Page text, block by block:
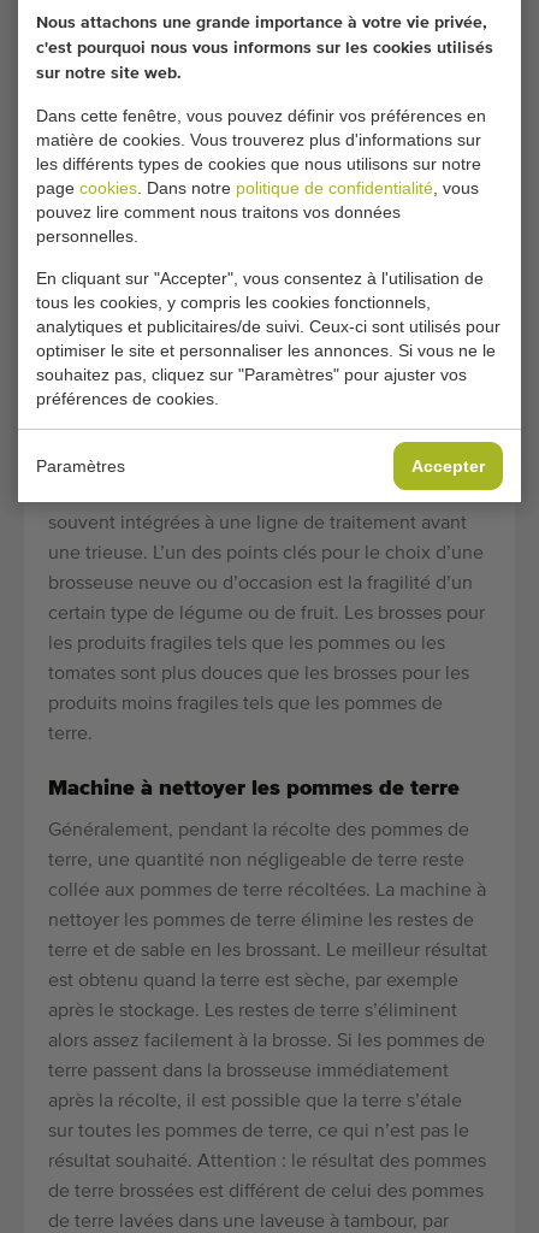
Nous attachons une grande importance à votre vie privée,
c'est pourquoi nous vous informons sur les cookies utilisés
sur notre site web.
Dans cette fenêtre, vous pouvez définir vos préférences en
matière de cookies. Vous trouverez plus d'informations sur
les différents types de cookies que nous utilisons sur notre
page cookies . Dans notre politique de confidentialité , vous
pouvez lire comment nous traitons vos données
personnelles.
En cliquant sur "Accepter", vous consentez à l'utilisation de
tous les cookies, y compris les cookies fonctionnels,
analytiques et publicitaires/de suivi. Ceux-ci sont utilisés pour
optimiser le site et personnaliser les annonces. Si vous ne le
souhaitez pas, cliquez sur "Paramètres" pour ajuster vos
préférences de cookies.
Paramètres Accepter
Trieuses
Laveuses
Machines à Pommes
Machines à Pommes
de terre
Machines à Patates
douce
Schouten
Aweta
À PROPOS DE L'OCCASION
BROSSEUSES
Brosseuses
Les brosseuses ou nettoyeuses sont utilisées pour
nettoyer les légumes et fruits secs (souvent sans
eau). Le brossage a généralement lieu avant le tri
des légumes et fruits. De ce fait, les brosseuses sont
souvent intégrées à une ligne de traitement avant
une trieuse. L’un des points clés pour le choix d’une
brosseuse neuve ou d’occasion est la fragilité d’un
certain type de légume ou de fruit. Les brosses pour
les produits fragiles tels que les pommes ou les
tomates sont plus douces que les brosses pour les
produits moins fragiles tels que les pommes de
terre.
Machine à nettoyer les pommes de terre
Généralement, pendant la récolte des pommes de
terre, une quantité non négligeable de terre reste
collée aux pommes de terre récoltées. La machine à
nettoyer les pommes de terre élimine les restes de
terre et de sable en les brossant. Le meilleur résultat
est obtenu quand la terre est sèche, par exemple
après le stockage. Les restes de terre s’éliminent
alors assez facilement à la brosse. Si les pommes de
terre passent dans la brosseuse immédiatement
après la récolte, il est possible que la terre s’étale
sur toutes les pommes de terre, ce qui n’est pas le
résultat souhaité. Attention : le résultat des pommes
de terre brossées est différent de celui des pommes
de terre lavées dans une laveuse à tambour, par